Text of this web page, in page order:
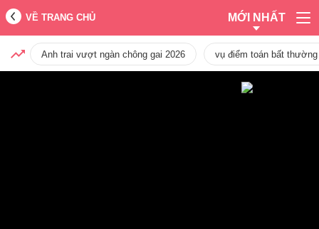
VỀ TRANG CHỦ MỚI NHẤT
Anh trai vượt ngàn chông gai 2026 vụ điểm toán bất